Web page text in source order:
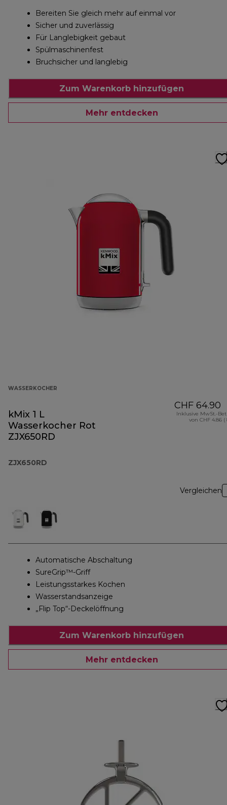
Bereiten Sie gleich mehr auf einmal vor
Sicher und zuverlässig
Für Langlebigkeit gebaut
Spülmaschinenfest
Bruchsicher und langlebig
Zum Warenkorb hinzufügen
Mehr entdecken
WASSERKOCHER
kMix 1 L
Wasserkocher Rot
ZJX650RD
ZJX650RD
CHF 64.90
Inklusive MwSt.-
von CHF 4.86 (
Vergleichen
Automatische Abschaltung
SureGrip™-Griff
Leistungsstarkes Kochen
Wasserstandsanzeige
„Flip Top“-Deckelöffnung
Zum Warenkorb hinzufügen
Mehr entdecken